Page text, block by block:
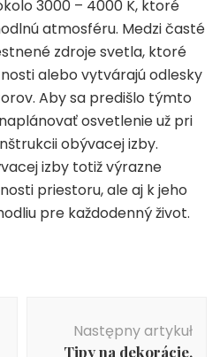
3000 – 4000 K, ktoré
atmosféru. Medzi časté
zdroje svetla, ktoré
alebo vytvárajú odlesky
Aby sa predišlo týmto
osvetlenie už pri
obývacej izby.
izby totiž výrazne
priestoru, ale aj k jeho
pre každodenný život.
Następny artykuł
Tipy na dekorácie,